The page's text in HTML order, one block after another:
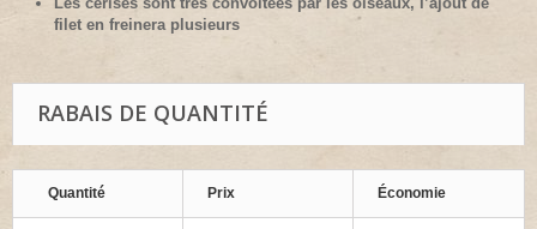
filet en freinera plusieurs
RABAIS DE QUANTITÉ
Quantité Prix Économie